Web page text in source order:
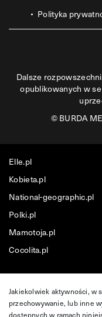
Polityka
Dalsze
opublikowanych w
©BURDA
Elle.pl
Kobieta.pl
National-geographic.pl
Polki.pl
Mamotoja.pl
Cocolita.pl
Jakiekolwiek aktywności, w
przechowywanie, lub inne
dostępnych w ramach